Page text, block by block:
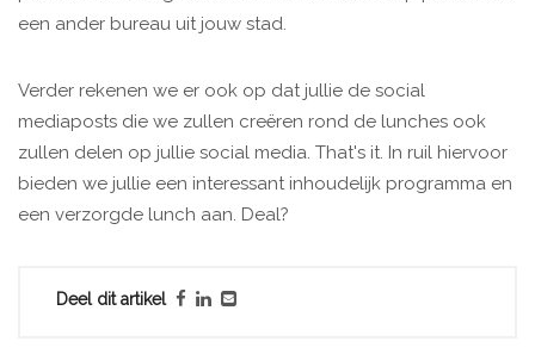
een ander bureau uit jouw stad.
Verder rekenen we er ook op dat jullie de social
mediaposts die we zullen creëren rond de lunches ook
zullen delen op jullie social media. That's it. In ruil hiervoor
bieden we jullie een interessant inhoudelijk programma en
een verzorgde lunch aan. Deal?
Deel dit artikel